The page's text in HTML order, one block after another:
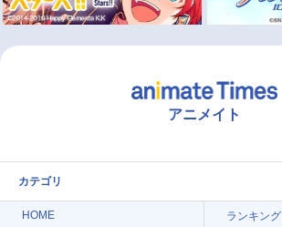
アニメイト
カテゴリ
HOME ランキング